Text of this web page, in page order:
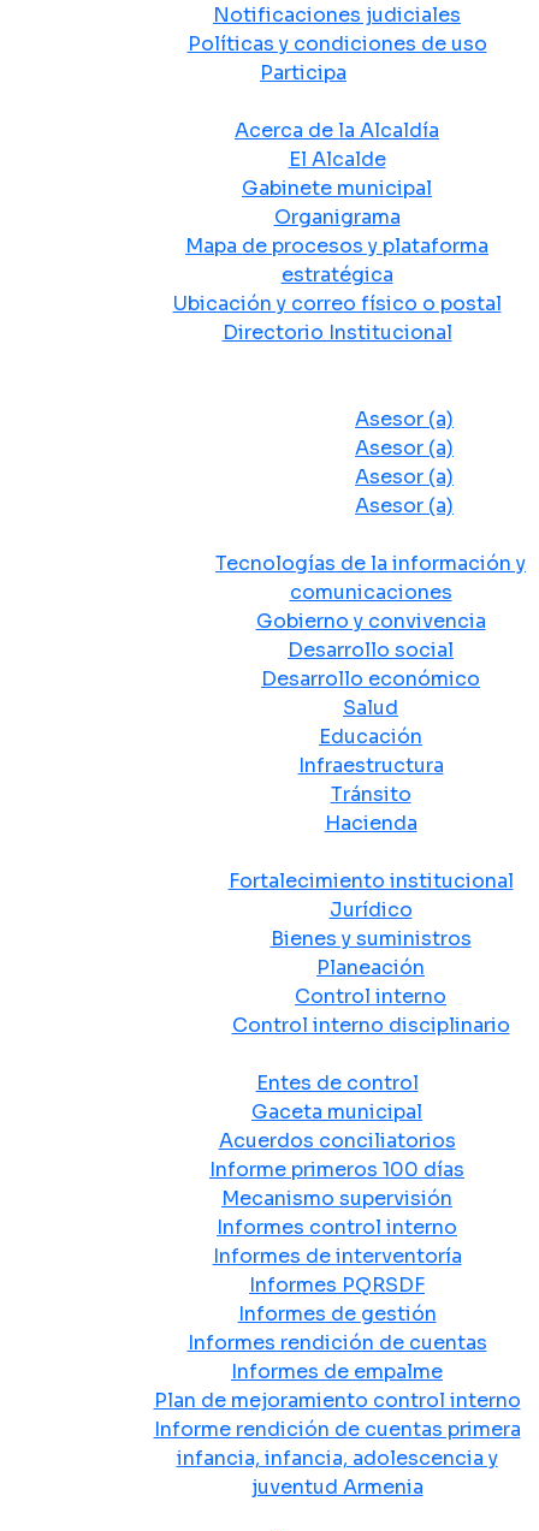
Notificaciones judiciales
Políticas y condiciones de uso
Participa
Acerca de la Alcaldía
El Alcalde
Gabinete municipal
Organigrama
Mapa de procesos y plataforma
estratégica
Ubicación y correo físico o postal
Directorio Institucional
Asesor (a)
Asesor (a)
Asesor (a)
Asesor (a)
Tecnologías de la información y
comunicaciones
Gobierno y convivencia
Desarrollo social
Desarrollo económico
Salud
Educación
Infraestructura
Tránsito
Hacienda
Fortalecimiento institucional
Jurídico
Bienes y suministros
Planeación
Control interno
Control interno disciplinario
Entes de control
Gaceta municipal
Acuerdos conciliatorios
Informe primeros 100 días
Mecanismo supervisión
Informes control interno
Informes de interventoría
Informes PQRSDF
Informes de gestión
Informes rendición de cuentas
Informes de empalme
Plan de mejoramiento control interno
Informe rendición de cuentas primera
infancia, infancia, adolescencia y
juventud Armenia